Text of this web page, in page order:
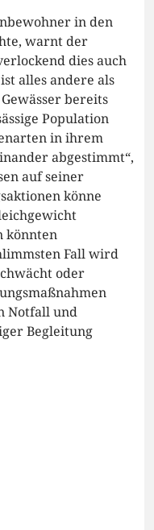
in den
warnt der
dies auch
alles andere als
bereits
Population
in ihrem
abgestimmt“,
auf seiner
könne
könnten
Fall wird
oder
Notfall und
Begleitung